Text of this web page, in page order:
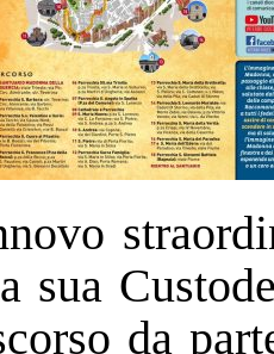
sua
da